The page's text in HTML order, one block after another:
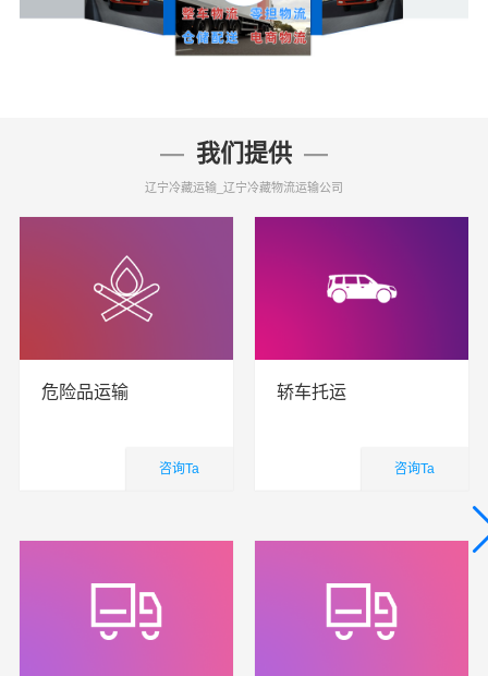
我们提供
辽宁冷藏运输_辽宁冷藏物流运输公司
危险品运输
咨询Ta
轿车托运
咨询Ta